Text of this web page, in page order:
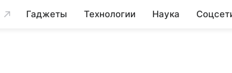
Гаджеты Технологии Наука